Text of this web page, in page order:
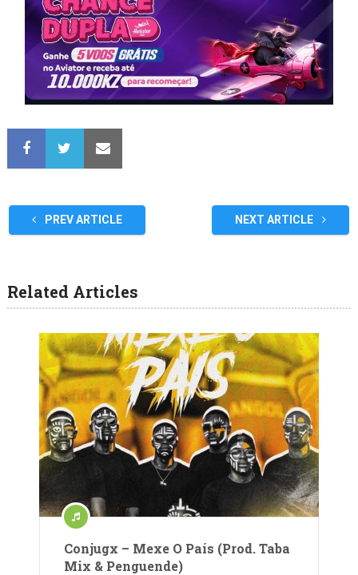
PREV ARTICLE NEXT ARTICLE
Related Articles
Conjugx – Mexe O País (Prod. Taba
Mix & Penguende)